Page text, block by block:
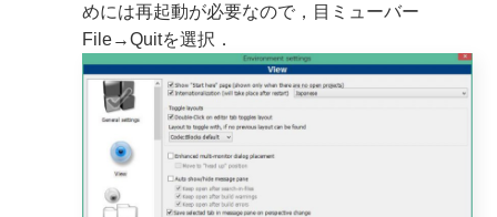
めには再起動が必要なので，目ミューバー
File→Quitを選択．